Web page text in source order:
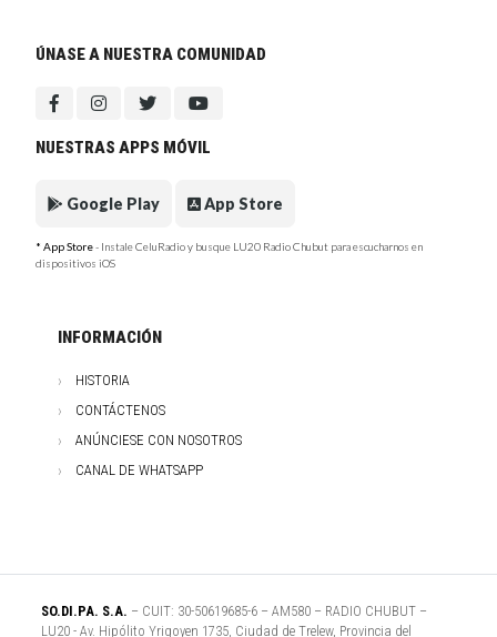
ÚNASE A NUESTRA COMUNIDAD
NUESTRAS APPS MÓVIL
Google Play App Store
* App Store- Instale CeluRadio y busque LU20 Radio Chubut para escucharnos en
dispositivos iOS
INFORMACIÓN
HISTORIA
CONTÁCTENOS
ANÚNCIESE CON NOSOTROS
CANAL DE WHATSAPP
SO.DI.PA. S.A. – CUIT: 30-50619685-6 – AM580 – RADIO CHUBUT –
LU20 - Av. Hipólito Yrigoyen 1735, Ciudad de Trelew, Provincia del